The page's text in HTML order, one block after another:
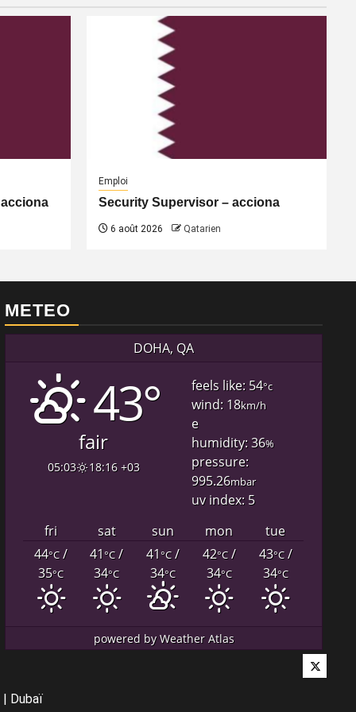
Emploi
Security Supervisor – acciona
6 août 2026 Qatarien
METEO
DOHA, QA
43°
fair
05:03 18:16 +03
feels like: 54°c
wind: 18km/h
e
humidity: 36%
pressure:
995.26mbar
uv index: 5
fri
sat sun mon
tue
44°C/
35°C
41°C/
34°C
41°C/
34°C
42°C/
34°C
43°C/
34°C
powered byWeather Atlas
Twitter
Dubaï